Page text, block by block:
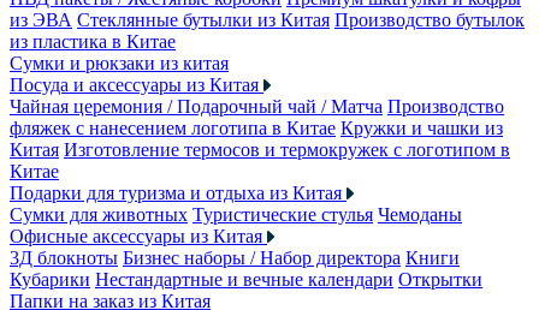
из ЭВА Стеклянные бутылки из Китая Производство бутылок
из пластика в Китае
Сумки и рюкзаки из китая
Посуда и аксессуары из Китая
Чайная церемония / Подарочный чай / Матча Производство
фляжек с нанесением логотипа в Китае Кружки и чашки из
Китая Изготовление термосов и термокружек с логотипом в
Китае
Подарки для туризма и отдыха из Китая
Сумки для животных Туристические стулья Чемоданы
Офисные аксессуары из Китая
3Д блокноты Бизнес наборы / Набор директора Книги
Кубарики Нестандартные и вечные календари Открытки
Папки на заказ из Китая